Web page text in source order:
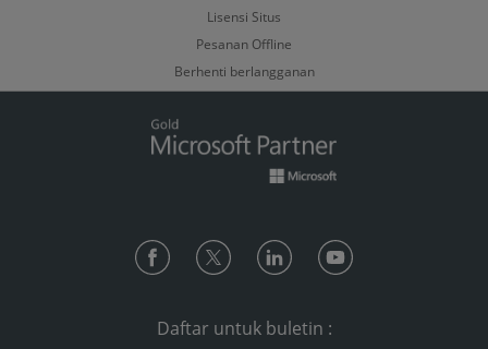
Lisensi Situs
Pesanan Offline
Berhenti berlangganan
Daftar untuk buletin :